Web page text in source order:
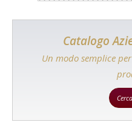
Catalogo
Un modo semplice